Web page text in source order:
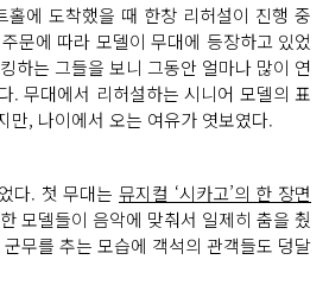
홀에 도착했을 때 한창 리허설이 진행 중
문에 따라 모델이 무대에 등장하고 있었
하는 그들을 보니 그동안 얼마나 많이 연
. 무대에서 리허설하는 시니어 모델의 표
만, 나이에서 오는 여유가 엿보였다.
다. 첫 무대는 뮤지컬 ‘시카고’의 한 장면
모델들이 음악에 맞춰서 일제히 춤을 췄
무를 추는 모습에 객석의 관객들도 덩달